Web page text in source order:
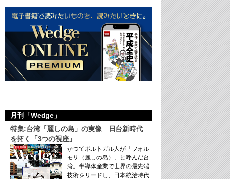
月刊「Wedge」
特集:台湾「麗しの島」の実像 日台新時代
を拓く「3つの視座」
かつてポルトガル人が「フォル
モサ（麗しの島）」と呼んだ台
湾。半導体産業で世界の最先端
技術をリードし、日本統治時代